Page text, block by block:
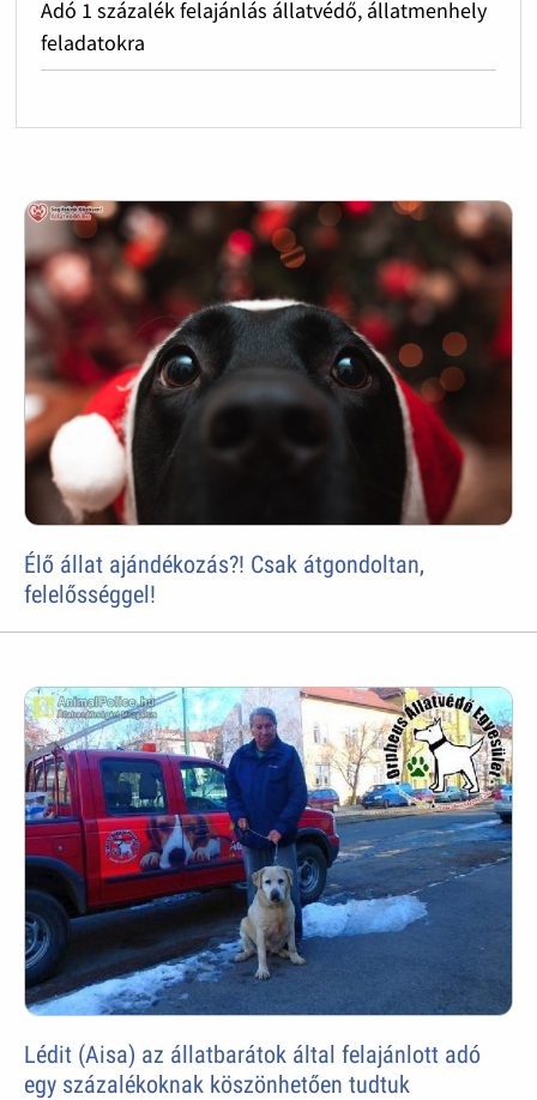
Adó 1 százalék felajánlás állatvédő, állatmenhely
feladatokra
Élő állat ajándékozás?! Csak átgondoltan,
felelősséggel!
Lédit (Aisa) az állatbarátok által felajánlott adó
egy százalékoknak köszönhetően tudtuk